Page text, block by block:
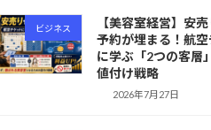
ビジネス
【美容室経営】安
予約が埋まる！航
に学ぶ「2つの客層
値付け戦略
2026年7月27日